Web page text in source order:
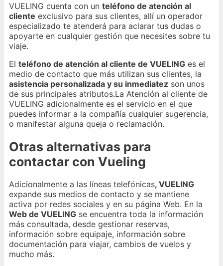
VUELING cuenta con un teléfono de atención al
cliente exclusivo para sus clientes, allí un operador
especializado te atenderá para aclarar tus dudas o
apoyarte en cualquier gestión que necesites sobre tu
viaje.
El teléfono de atención al cliente de VUELING es el
medio de contacto que más utilizan sus clientes, la
asistencia personalizada y su inmediatez son unos
de sus principales atributos.La Atención al cliente de
VUELING adicionalmente es el servicio en el que
puedes informar a la compañía cualquier sugerencia,
o manifestar alguna queja o reclamación.
Otras alternativas para
contactar con Vueling
Adicionalmente a las líneas telefónicas, VUELING
expande sus medios de contacto y se mantiene
activa por redes sociales y en su página Web. En la
Web de VUELING se encuentra toda la información
más consultada, desde gestionar reservas,
información sobre equipaje, información sobre
documentación para viajar, cambios de vuelos y
mucho más.